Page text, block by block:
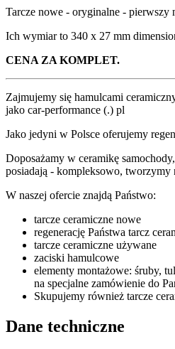
Tarcze nowe - oryginalne - pierwszy
Ich wymiar to 340 x 27 mm
CENA ZA KOMPLET.
Zajmujemy się hamulcami
jako car-performance (.) pl
Jako jedyni w Polsce oferujemy
Doposażamy w ceramikę
posiadają - kompleksowo, tworzymy
W naszej ofercie znajdą Państwo:
tarcze ceramiczne nowe
regenerację Państwa tarcz
tarcze ceramiczne używane
zaciski hamulcowe
elementy montażowe: śruby,
na specjalne zamówienie do
Skupujemy również tarcze
Dane techniczne